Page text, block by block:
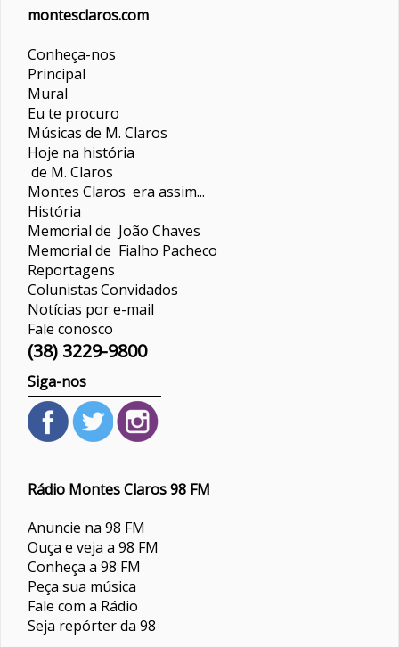
montesclaros.com
Conheça-nos
Principal
Mural
Eu te procuro
Músicas de M. Claros
Hoje na história
de M. Claros
Montes Claros era assim...
História
Memorial de João Chaves
Memorial de Fialho Pacheco
Reportagens
ColunistasConvidados
Notícias por e-mail
Fale conosco
(38) 3229-9800
Siga-nos
Rádio Montes Claros 98 FM
Anuncie na 98 FM
Ouça e veja a 98 FM
Conheça a 98 FM
Peça sua música
Fale com a Rádio
Seja repórter da 98